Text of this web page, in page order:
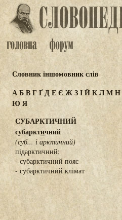
Словник іншомовник слів
АБВГҐДЕЄ ЖЗІЙКЛМН
Ю Я
СУБАРКТИЧНИЙ
субарктичний
(суб... і арктичний)
підарктичннй;
- субарктичний пояс
- субарктичний клімат